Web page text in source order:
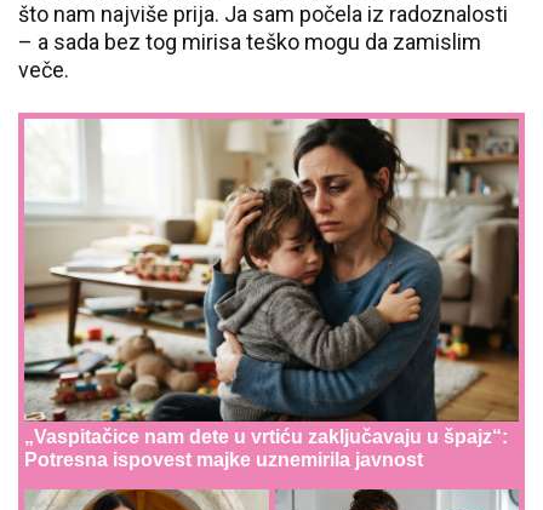
što nam najviše prija. Ja sam počela iz radoznalosti
– a sada bez tog mirisa teško mogu da zamislim
veče.
„Vaspitačice nam dete u vrtiću zaključavaju u špajz“:
Potresna ispovest majke uznemirila javnost